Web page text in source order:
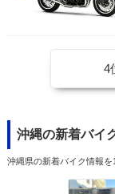
4
沖縄の新着バイ
沖縄県の新着バイク情報